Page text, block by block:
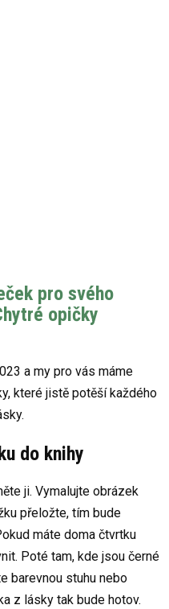
pro svého
opičky
a my pro vás máme
které jistě potěší každého
do knihy
ji. Vymalujte obrázek
přeložte, tím bude
máte doma čtvrtku
Poté tam, kde jsou černé
barevnou stuhu nebo
z lásky tak bude hotov.